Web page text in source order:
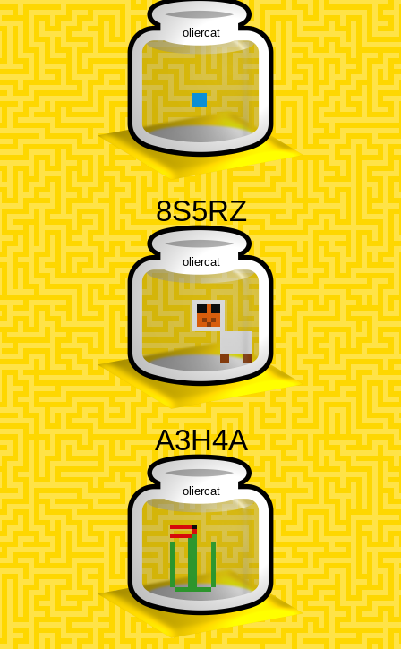
oliercat
8S5RZ
oliercat
A3H4A
oliercat